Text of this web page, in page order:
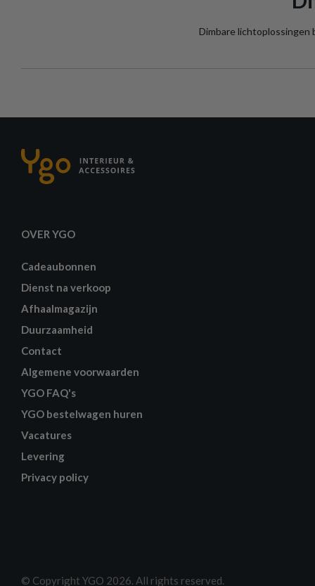
Dimbare lichtoplossingen
OVER YGO
Cadeaubonnen
Dienst na verkoop
Afhaalmagazijn
Duurzaamheid
Contact
Algemene voorwaarden
YGO FAQ's
YGO bestelwagen huren
Vacatures
Levering
Privacy policy
© Copyright YGO 2026. All rights reserved.